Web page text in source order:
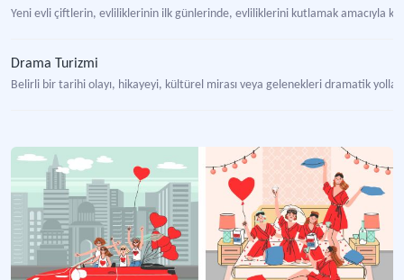
Yeni evli çiftlerin, evliliklerinin ilk günlerinde, evliliklerini kutlamak amacıyla
Drama Turizmi
Belirli bir tarihi olayı, hikayeyi, kültürel mirası veya gelenekleri dramatik